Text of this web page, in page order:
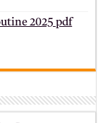
2025 pdf